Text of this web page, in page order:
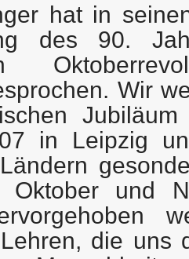
hat in
des 90.
Wir
in Leipzig
und
die uns